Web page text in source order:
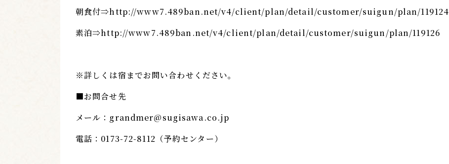
朝食付⇒http://www7.489ban.net/v4/client/plan/detail/customer/suigun/plan/119124
素泊⇒http://www7.489ban.net/v4/client/plan/detail/customer/suigun/plan/119126
※詳しくは宿までお問い合わせください。
■お問合せ先
メール： grandmer@sugisawa.co.jp
電話：0173-72-8112（予約センター）